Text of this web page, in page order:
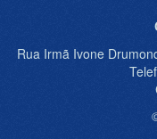
Rua Irmã Ivone